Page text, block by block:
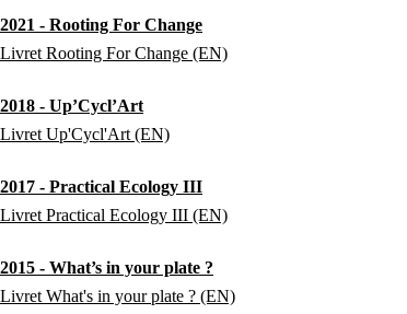
2021 - Rooting For Change
Livret Rooting For Change (EN)
2018 - Up’Cycl’Art
Livret Up'Cycl'Art (EN)
2017 - Practical Ecology III
Livret Practical Ecology III (EN)
2015 - What’s in your plate ?
Livret What's in your plate ? (EN)